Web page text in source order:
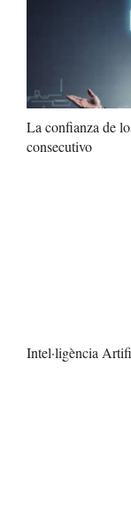
La confianza de
consecutivo
Intel·ligència